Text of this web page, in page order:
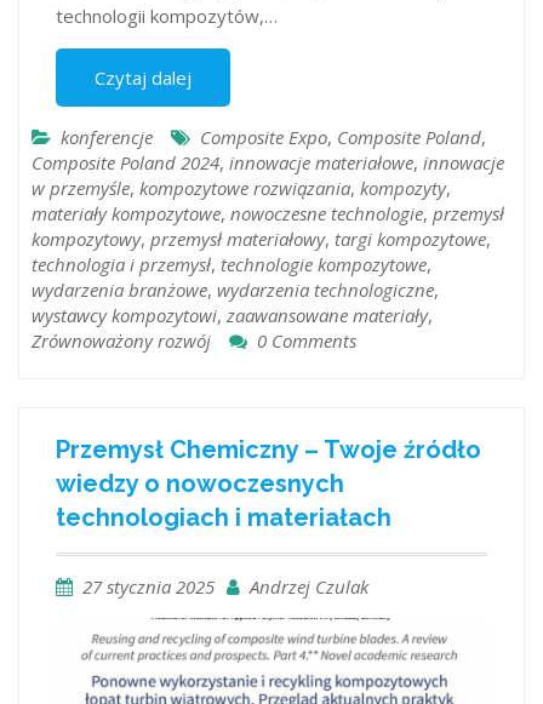
technologii kompozytów,…
Czytaj dalej
konferencje Composite Expo, Composite Poland,
Composite Poland 2024, innowacje materiałowe, innowacje
w przemyśle, kompozytowe rozwiązania, kompozyty,
materiały kompozytowe, nowoczesne technologie, przemysł
kompozytowy, przemysł materiałowy, targi kompozytowe,
technologia i przemysł, technologie kompozytowe,
wydarzenia branżowe, wydarzenia technologiczne,
wystawcy kompozytowi, zaawansowane materiały,
Zrównoważony rozwój
0 Comments
Przemysł Chemiczny – Twoje źródło
wiedzy o nowoczesnych
technologiach i materiałach
27 stycznia 2025 Andrzej Czulak